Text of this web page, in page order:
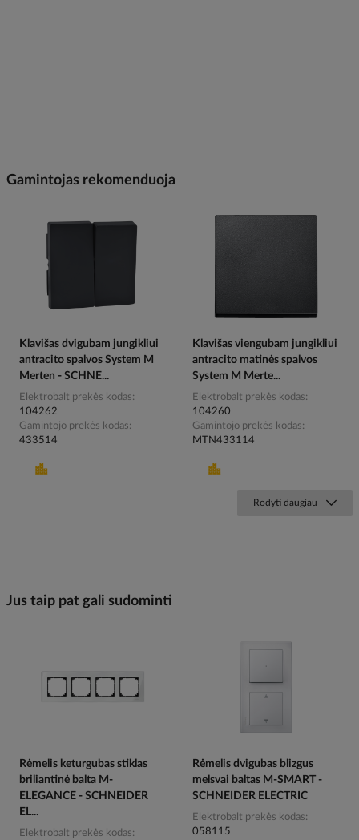
Gamintojas rekomenduoja
Klavišas dvigubam jungikliui
antracito spalvos System M
Merten - SCHNE...
Elektrobalt prekės kodas
104262
Gamintojo prekės kodas
433514
Klavišas viengubam jungikliui
antracito matinės spalvos
System M Merte...
Elektrobalt prekės kodas
104260
Gamintojo prekės kodas
MTN433114
Rodyti daugiau
Jus taip pat gali sudominti
Rėmelis keturgubas stiklas
briliantinė balta M-
ELEGANCE - SCHNEIDER
EL...
Elektrobalt prekės kodas
Rėmelis dvigubas blizgus
melsvai baltas M-SMART -
SCHNEIDER ELECTRIC
Elektrobalt prekės kodas
058115